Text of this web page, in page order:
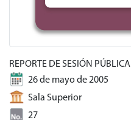
REPORTE DE SESIÓN PÚBLICA
26 de mayo de 2005
Sala Superior
27